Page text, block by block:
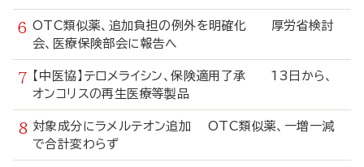
OTC類似薬、追加負担の例外を明確化 厚労省検討
会、医療保険部会に報告へ
【中医協】テロメライシン、保険適用了承 13日から、
オンコリスの再生医療等製品
対象成分にラメルテオン追加 OTC類似薬、一増一減
で合計変わらず